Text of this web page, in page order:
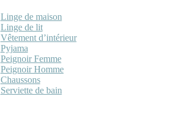
Linge de maison
Linge de lit
Vêtement d’intérieur
Pyjama
Peignoir Femme
Peignoir Homme
Chaussons
Serviette de bain